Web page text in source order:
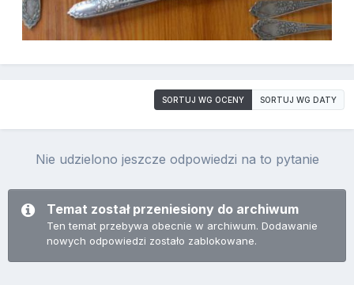
SORTUJ WG OCENY SORTUJ WG DATY
Nie udzielono jeszcze odpowiedzi na to pytanie
Temat został przeniesiony do archiwum
Ten temat przebywa obecnie w archiwum. Dodawanie
nowych odpowiedzi zostało zablokowane.